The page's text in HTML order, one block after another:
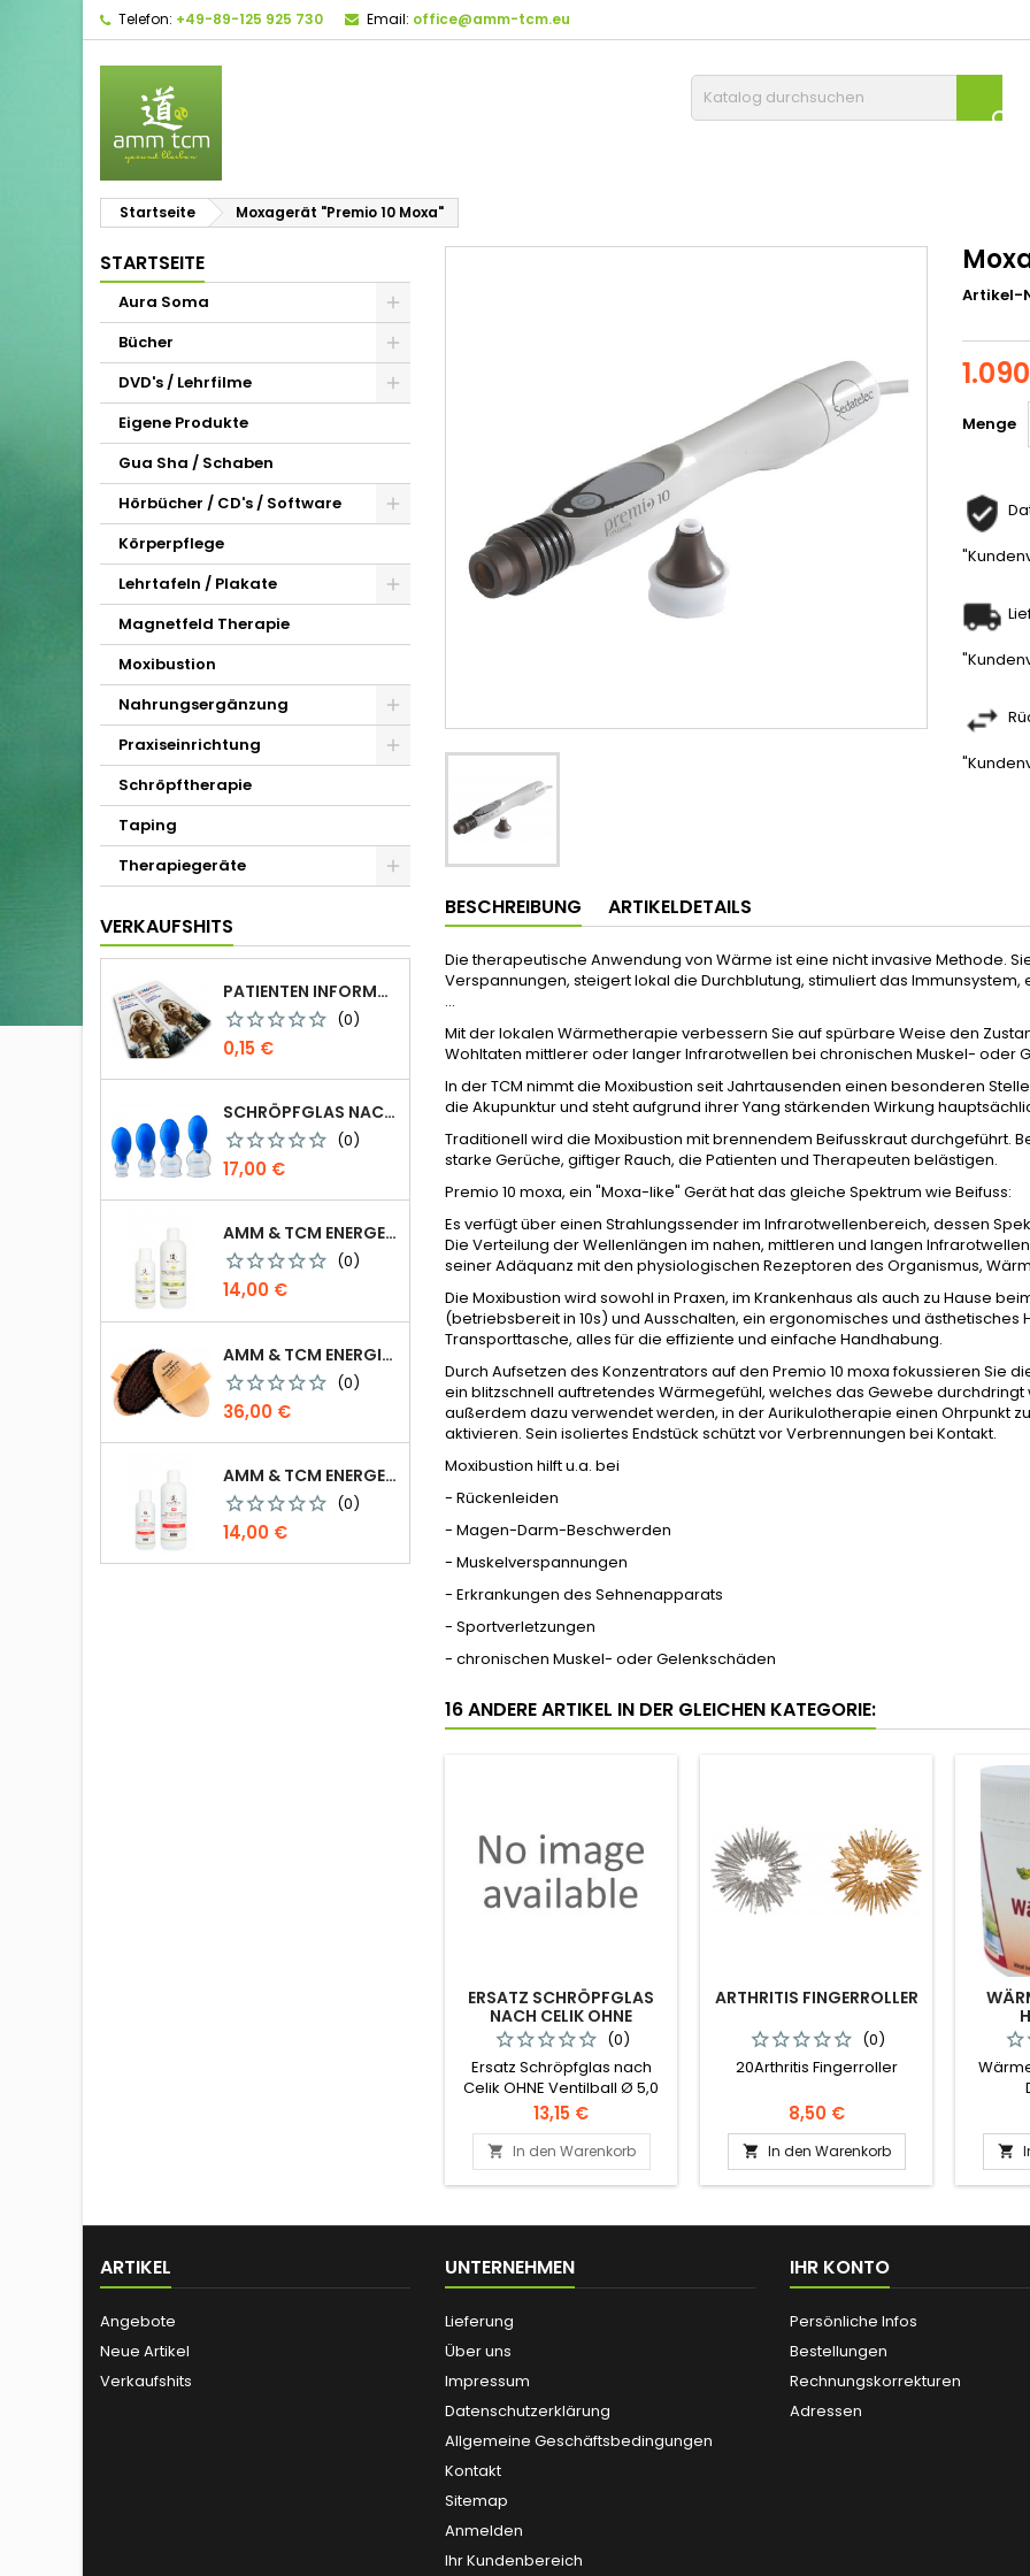
Telefon: +49-89-125 925 730 Email: office@amm-tcm.eu

Startseite Moxagerät "Premio 10 Moxa"
STARTSEITE
Aura Soma
Bücher
DVD's / Lehrfilme
Eigene Produkte
Gua Sha / Schaben
Hörbücher / CD's / Software
Körperpflege
Lehrtafeln / Plakate
Magnetfeld Therapie
Moxibustion
Nahrungsergänzung
Praxiseinrichtung
Schröpftherapie
Taping
Therapiegeräte
VERKAUFSHITS
PATIENTEN INFORMATION FALTBLATT DIN-LANG
(0)
Preis
0,15 €
SCHRÖPFGLAS NACH CELIK MIT VENTILBALL
(0)
Preis
17,00 €
AMM & TCM ENERGETISIERTES ÖL - BIO-SESAM MIT ROSMARIN/BEIFUSS
(0)
Preis
14,00 €
AMM & TCM ENERGIE IONEN BÜRSTE
(0)
Preis
36,00 €
AMM & TCM ENERGETISIERTES ÖL - OLIVE MIT BLUTORANGE
(0)
Preis
14,00 €
Artikel-
Menge
BESCHREIBUNG ARTIKELDETAILS
Die therapeutische Anwendung von Wärme ist eine nicht invasive Methode.
Verspannungen, steigert lokal die Durchblutung, stimuliert das
...
Mit der lokalen Wärmetherapie verbessern Sie auf spürbare Weise den
Wohltaten mittlerer oder langer Infrarotwellen bei chronischen Muskel- oder
In der TCM nimmt die Moxibustion seit Jahrtausenden einen besonderen
die Akupunktur und steht aufgrund ihrer Yang stärkenden Wirkung
Traditionell wird die Moxibustion mit brennendem Beifusskraut durchgeführt.
starke Gerüche, giftiger Rauch, die Patienten und Therapeuten belästigen.
Premio 10 moxa, ein "Moxa-like" Gerät hat das gleiche Spektrum wie Beifuss:
Es verfügt über einen Strahlungssender im Infrarotwellenbereich, dessen
Die Verteilung der Wellenlängen im nahen, mittleren und langen
seiner Adäquanz mit den physiologischen Rezeptoren des Organismus,
Die Moxibustion wird sowohl in Praxen, im Krankenhaus als auch zu Hause
(betriebsbereit in 10s) und Ausschalten, ein ergonomisches und ästhetisches
Transporttasche, alles für die effiziente und einfache Handhabung.
Durch Aufsetzen des Konzentrators auf den Premio 10 moxa fokussieren Sie
ein blitzschnell auftretendes Wärmegefühl, welches das Gewebe
außerdem dazu verwendet werden, in der Aurikulotherapie einen Ohrpunkt
aktivieren. Sein isoliertes Endstück schützt vor Verbrennungen bei Kontakt.
Moxibustion hilft u.a. bei
- Rückenleiden
- Magen-Darm-Beschwerden
- Muskelverspannungen
- Erkrankungen des Sehnenapparats
- Sportverletzungen
- chronischen Muskel- oder Gelenkschäden
16 ANDERE ARTIKEL IN DER GLEICHEN KATEGORIE:
ERSATZ SCHRÖPFGLAS
NACH CELIK OHNE
VENTILBALL 5,0 CM
(0)
Ersatz Schröpfglas nach
Celik OHNE Ventilball Ø 5,0
cm
Preis
13,15 €
 In den Warenkorb
ARTHRITIS FINGERROLLER
(0)
20Arthritis Fingerroller
Preis
8,50 €
 In den Warenkorb 
ARTIKEL
Angebote
Neue Artikel
Verkaufshits
UNTERNEHMEN
Lieferung
Über uns
Impressum
Datenschutzerklärung
Allgemeine Geschäftsbedingungen
Kontakt
Sitemap
Anmelden
Ihr Kundenbereich
IHR KONTO
Persönliche Infos
Bestellungen
Rechnungskorrekturen
Adressen